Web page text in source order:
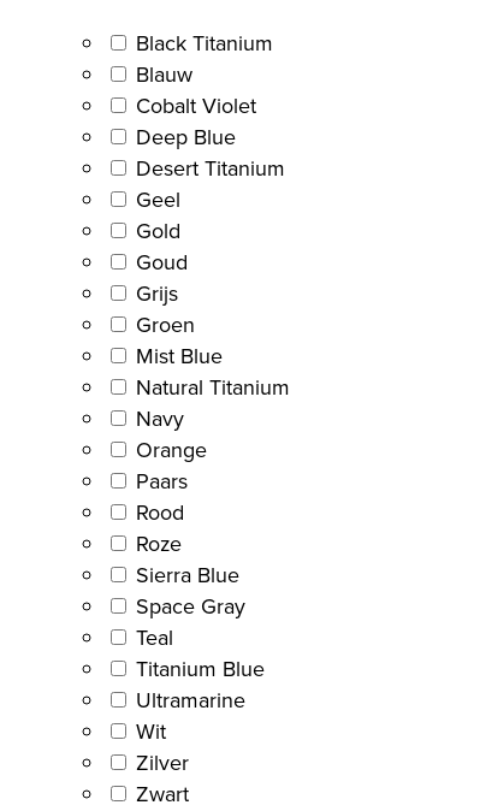
Black Titanium
Blauw
Cobalt Violet
Deep Blue
Desert Titanium
Geel
Gold
Goud
Grijs
Groen
Mist Blue
Natural Titanium
Navy
Orange
Paars
Rood
Roze
Sierra Blue
Space Gray
Teal
Titanium Blue
Ultramarine
Wit
Zilver
Zwart